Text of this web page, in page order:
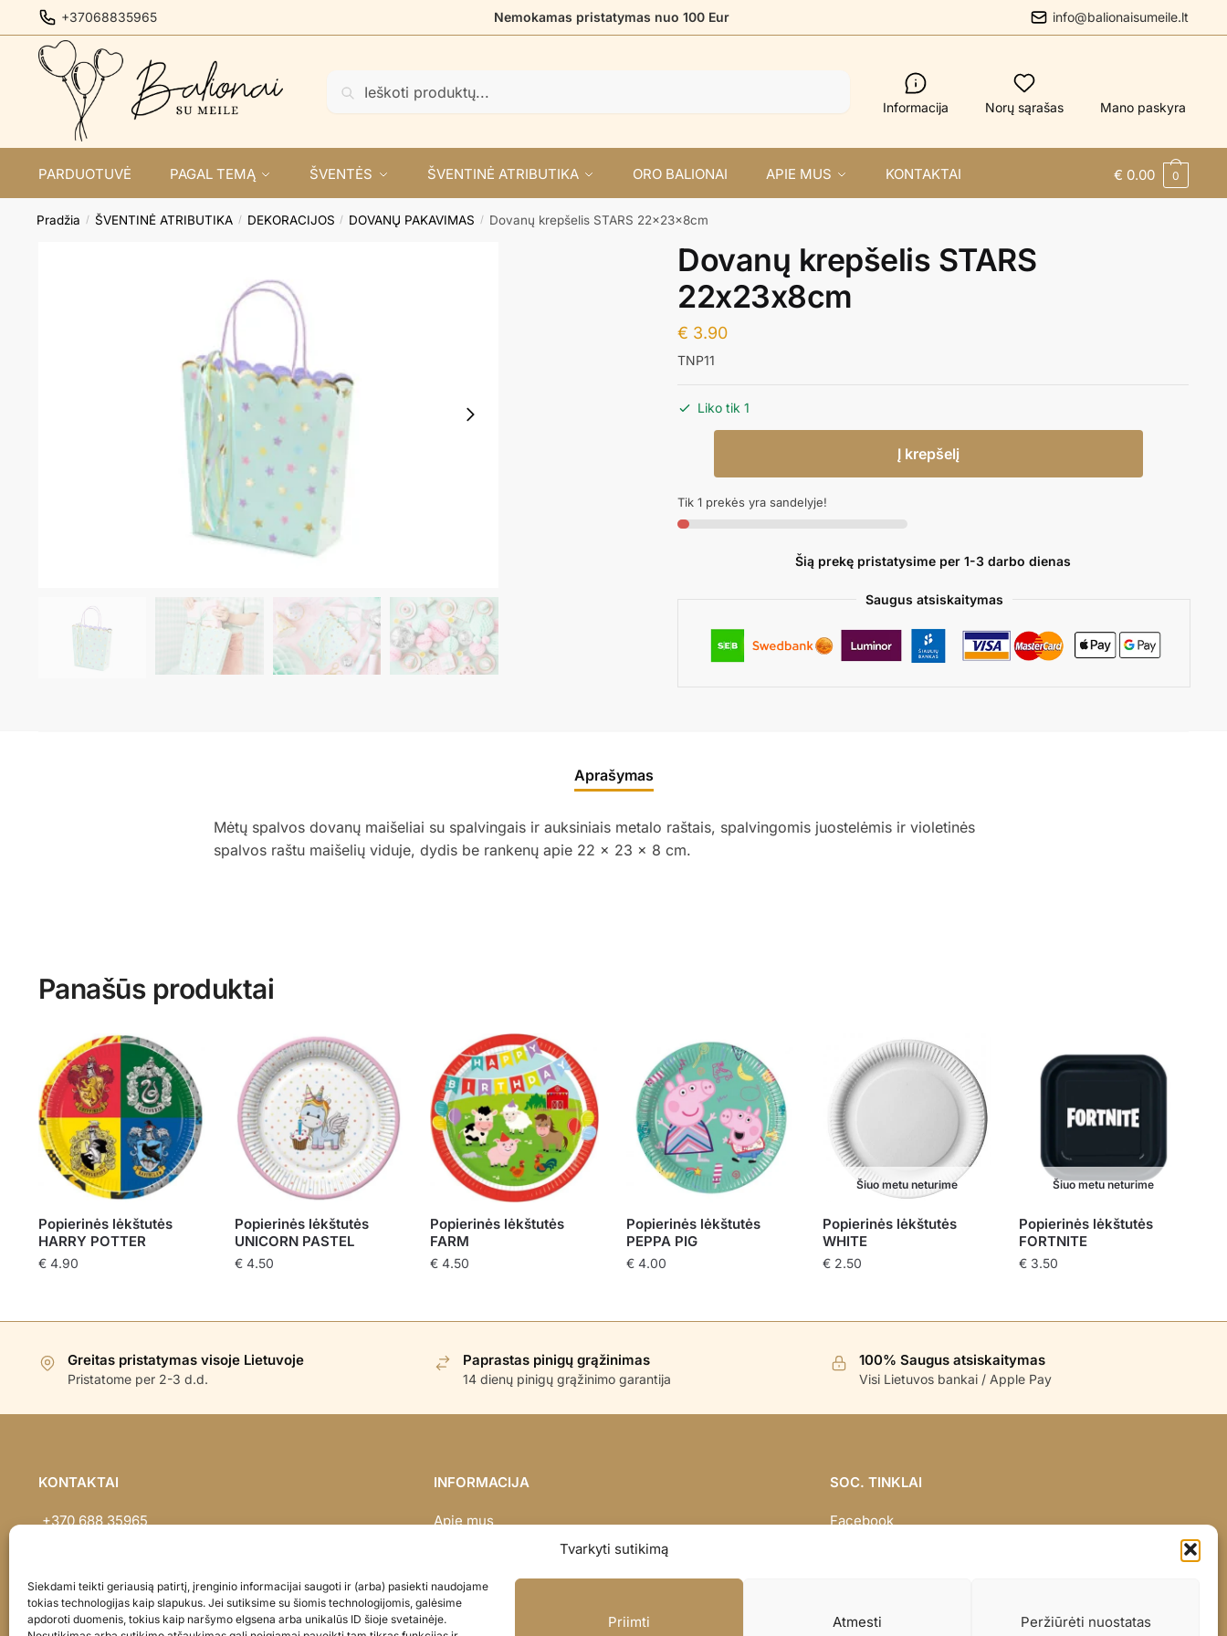
Tvarkyti sutikimą
Siekdami teikti geriausią patirtį, įrenginio informacijai saugoti ir (arba) pasiekti naudojame
tokias technologijas kaip slapukus. Jei sutiksime su šiomis technologijomis, galėsime
apdoroti duomenis, tokius kaip naršymo elgsena arba unikalūs ID šioje svetainėje.
Priimti Atmesti Peržiūrėti nuostatas
to
navigation
to
content
+37068835965 Nemokamas pristatymas nuo 100 Eur info@balionaisumeile.lt
Informacija Norų sąrašas Mano paskyra
PARDUOTUVĖ PAGAL TEMĄ ŠVENTĖS ŠVENTINĖ ATRIBUTIKA ORO BALIONAI APIE MUS KONTAKTAI € 0.00 0
Pradžia / ŠVENTINĖ ATRIBUTIKA / DEKORACIJOS / DOVANŲ PAKAVIMAS / Dovanų krepšelis STARS 22x23x8cm
Dovanų krepšelis STARS
22x23x8cm
€ 3.90
TNP11
Liko tik 1
krepšelis
STARS
Į krepšelį
Tik 1 prekės yra sandelyje!
Šią prekę pristatysime per 1-3 darbo dienas
Saugus atsiskaitymas
Aprašymas
Mėtų spalvos dovanų maišeliai su spalvingais ir auksiniais metalo raštais, spalvingomis juostelėmis ir violetinės
spalvos raštu maišelių viduje, dydis be rankenų apie 22 x 23 x 8 cm.
Panašūs produktai
Popierinės lėkštutės
HARRY POTTER
€4.90
Popierinės lėkštutės
UNICORN PASTEL
€4.50
Popierinės lėkštutės
FARM
€ 4.50
Popierinės lėkštutės
PEPPA PIG
€ 4.00
Šiuo metu neturime
Popierinės lėkštutės
WHITE
€ 2.50
Šiuo metu neturime
Popierinės lėkštutės
FORTNITE
€3.50
Greitas pristatymas visoje Lietuvoje
Pristatome per 2-3 d.d.
Paprastas pinigų grąžinimas
14 dienų pinigų grąžinimo garantija
100% Saugus atsiskaitymas
Visi Lietuvos bankai / Apple Pay
KONTAKTAI
+370 688 35965
INFORMACIJA
Apie mus
Privatumo politika
Parduotuvės politika
SOC. TINKLAI
Facebook